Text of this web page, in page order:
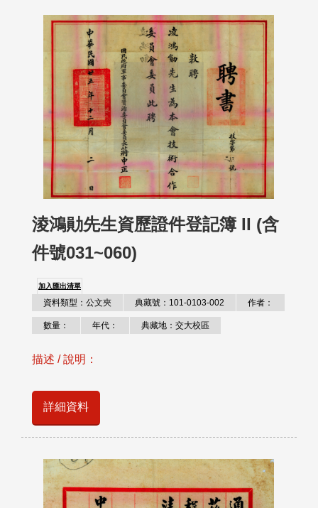
淩鴻勛先生資歷證件登記簿 II (含
件號031~060)
加入匯出清單
資料類型：公文夾 典藏號：101-0103-002 作者：
數量： 年代： 典藏地：交大校區
描述 / 說明：
詳細資料